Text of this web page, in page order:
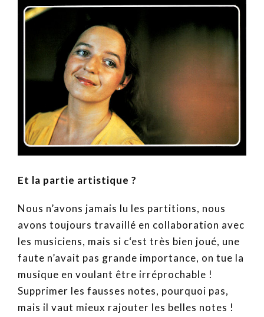
Et la partie artistique ?
Nous n’avons jamais lu les partitions, nous
avons toujours travaillé en collaboration avec
les musiciens, mais si c‘est très bien joué, une
faute n’avait pas grande importance, on tue la
musique en voulant être irréprochable !
Supprimer les fausses notes, pourquoi pas,
mais il vaut mieux rajouter les belles notes !